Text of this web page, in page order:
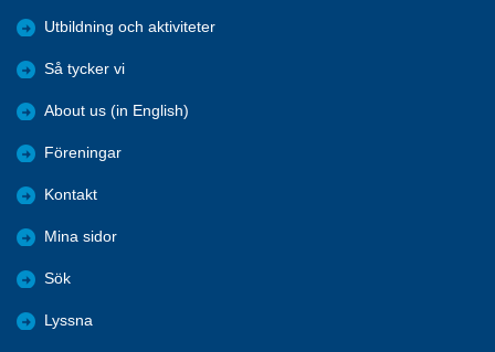
Utbildning och aktiviteter
Så tycker vi
About us (in English)
Föreningar
Kontakt
Mina sidor
Sök
Lyssna